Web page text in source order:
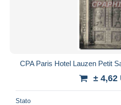
CPA Paris Hotel Lauzen Petit
± 4,62
Stato